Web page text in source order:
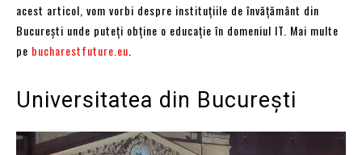
acest articol, vom vorbi despre instituțiile de învățământ din
București unde puteți obține o educație în domeniul IT. Mai multe
pe bucharestfuture.eu
Universitatea din București